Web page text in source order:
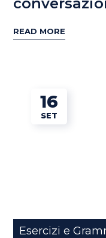
READ MORE
16
SET
Esercizi e